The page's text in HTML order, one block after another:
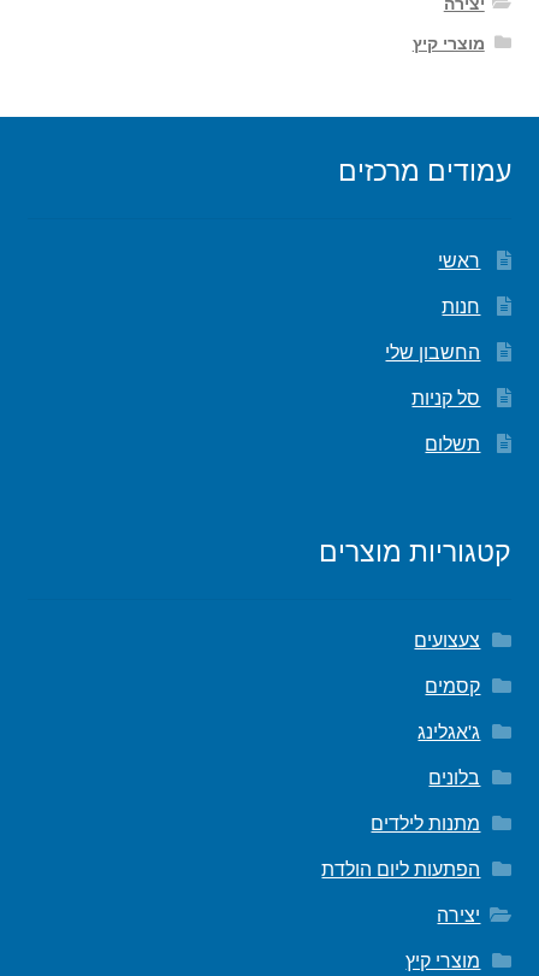
מוצרי קיץ
עמודים מרכזים
ראשי
חנות
החשבון שלי
סל קניות
תשלום
קטגוריות מוצרים
צעצועים
קסמים
ג'אגלינג
בלונים
מתנות לילדים
הפתעות ליום הולדת
יצירה
מוצרי קיץ